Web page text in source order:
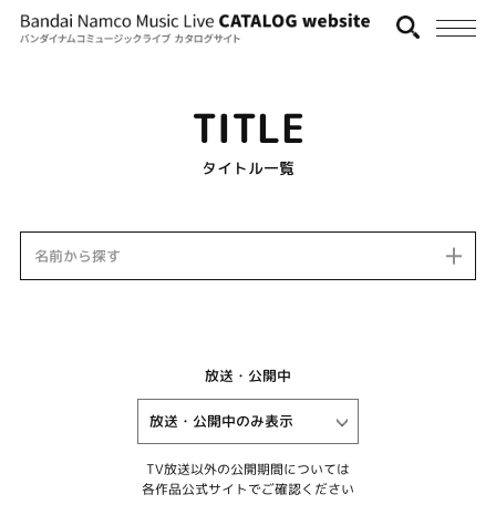
TITLE
タイトル一覧
名前から探す
放送・公開中
TV放送以外の公開期間については
各作品公式サイトでご確認ください